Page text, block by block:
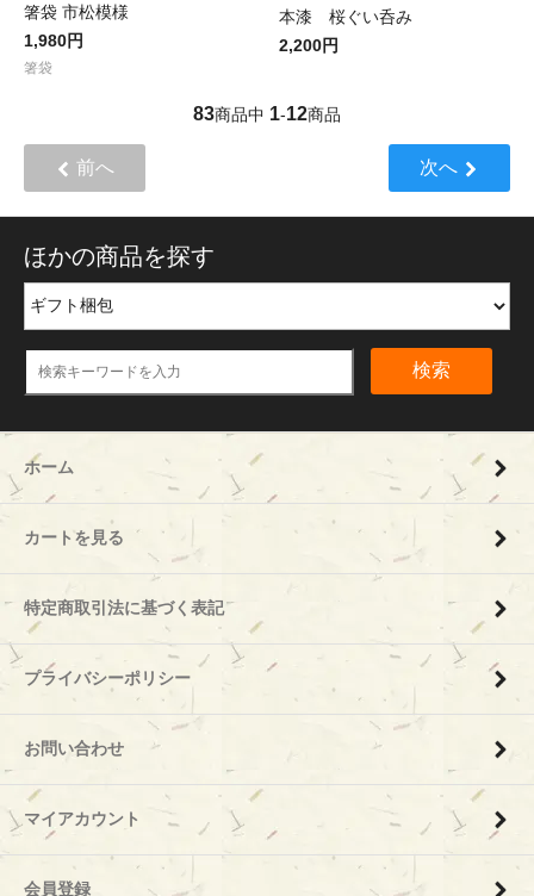
箸袋 市松模様
1,980円
箸袋
本漆 桜ぐい呑み
2,200円
83商品中 1-12商品
前へ 次へ
ほかの商品を探す
検索
ホーム
カートを見る
特定商取引法に基づく表記
プライバシーポリシー
お問い合わせ
マイアカウント
会員登録